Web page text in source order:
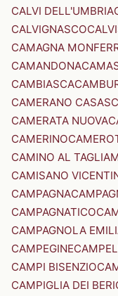
CALVI DELL'UMBRIA
CALVIGNASCO
CAMAGNA
CAMANDONA
CAMBIASCA
CAMERANO
CAMERATA NUOVA
CAMERINO
CAMINO AL
CAMISANO
CAMPAGNA
CAMPAGNATICO
CAMPAGNOLA
CAMPEGINE
CAMPI BISENZIO
CAMPIGLIA DEI